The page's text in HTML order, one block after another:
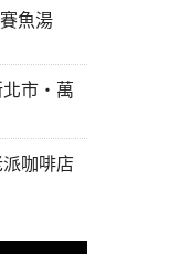
魚湯
市・萬
咖啡店